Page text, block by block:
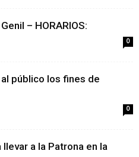
– HORARIOS:
0
público los fines de
0
llevar a la Patrona en la